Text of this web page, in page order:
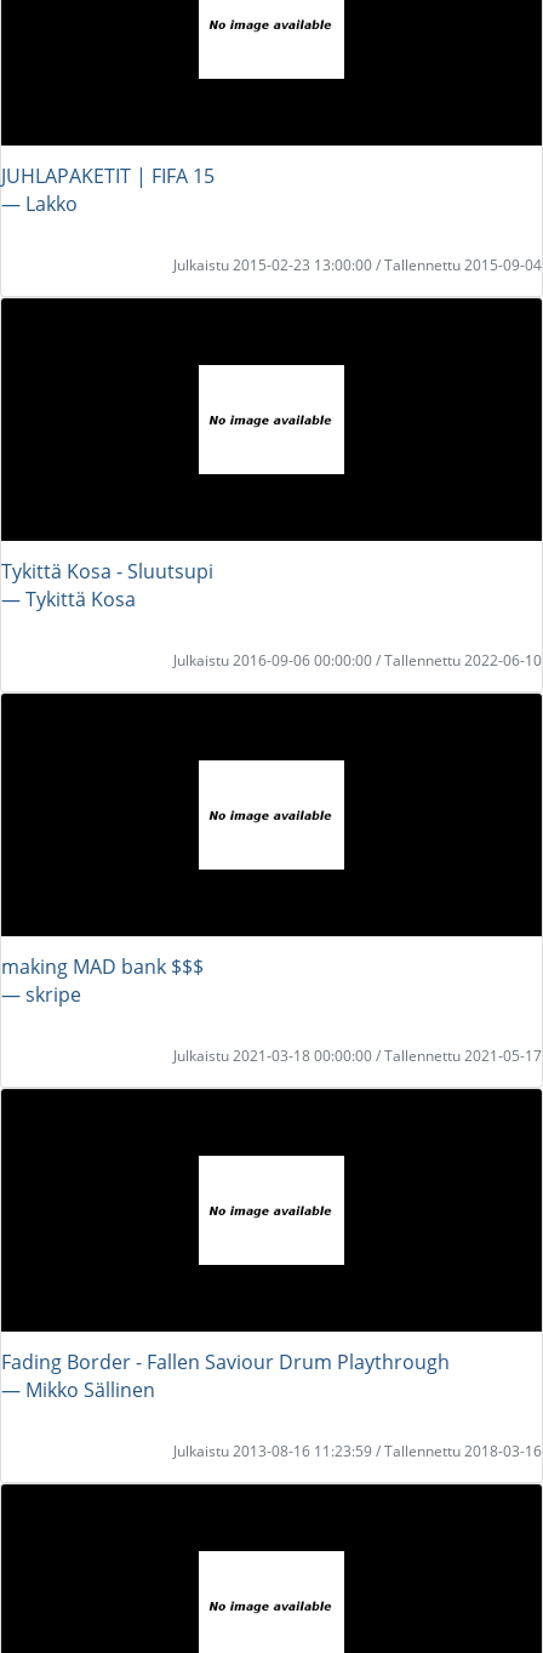
JUHLAPAKETIT | FIFA 15
― Lakko
Julkaistu 2015-02-23 13:00:00 / Tallennettu 2015-09-04
Tykittä Kosa - Sluutsupi
― Tykittä Kosa
Julkaistu 2016-09-06 00:00:00 / Tallennettu 2022-06-10
making MAD bank $$$
― skripe
Julkaistu 2021-03-18 00:00:00 / Tallennettu 2021-05-17
Fading Border - Fallen Saviour Drum Playthrough
― Mikko Sällinen
Julkaistu 2013-08-16 11:23:59 / Tallennettu 2018-03-16